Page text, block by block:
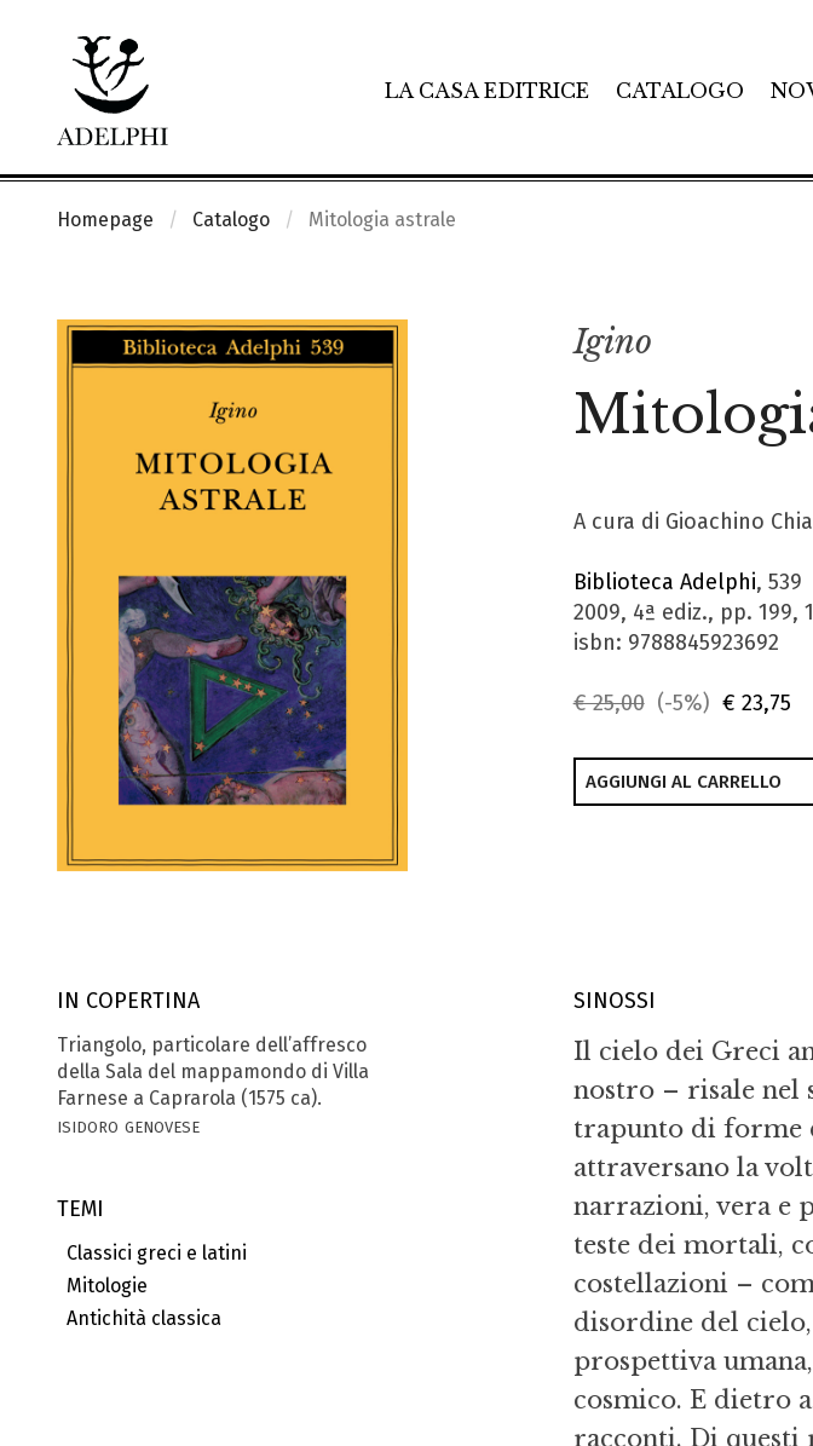
LA CASA EDITRICE CATALOGO
Homepage Catalogo Mitologia astrale
Igino
A cura di Gioachino
Biblioteca Adelphi, 539
2009, 4ª ediz., pp. 199,
isbn: 9788845923692
€ 25,00 (-5%) € 23,75
AGGIUNGI AL CARRELLO
IN COPERTINA
Triangolo, particolare dell’affresco
della Sala del mappamondo di Villa
Farnese a Caprarola (1575 ca).
isidoro genovese
TEMI
Classici greci e latini
Mitologie
Antichità classica
SINOSSI
Il cielo dei Greci
nostro – risale nel
trapunto di forme
attraversano la
narrazioni, vera e
teste dei mortali,
costellazioni –
disordine del
prospettiva
cosmico. E dietro
racconti. Di